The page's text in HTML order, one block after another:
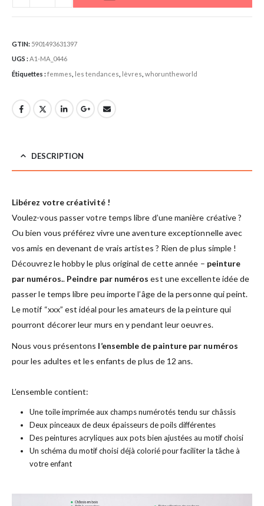
GTIN: 5901493631397
UGS :A1-MA_0446
Étiquettes :femmes les tendances lèvres whoruntheworld
DESCRIPTION
Libérez votre créativité !
Voulez-vous passer votre temps libre d’une manière créative ?
Ou bien vous préférez vivre une aventure exceptionnelle avec
vos amis en devenant de vrais artistes ? Rien de plus simple !
Découvrez le hobby le plus original de cette année – peinture
par numéros.. Peindre par numéros est une excellente idée de
passer le temps libre peu importe l’âge de la personne qui peint.
Le motif “xxx” est idéal pour les amateurs de la peinture qui
pourront décorer leur murs en y pendant leur oeuvres.
Nous vous présentons l’ensemble de painture par numéros
pour les adultes et les enfants de plus de 12 ans.
L’ensemble contient:
Une toile imprimée aux champs numérotés tendu sur châssis
Deux pinceaux de deux épaisseurs de poils différentes
Des peintures acryliques aux pots bien ajustées au motif choisi
Un schéma du motif choisi déjà colorié pour faciliter la tâche à
votre enfant